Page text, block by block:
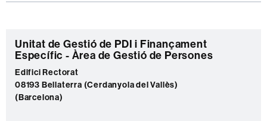
C
o
n
t
Unitat de Gestió de PDI i Finançament
Específic - Àrea de Gestió de Persones
Edifici Rectorat
08193 Bellaterra (Cerdanyola del Vallès)
(Barcelona)